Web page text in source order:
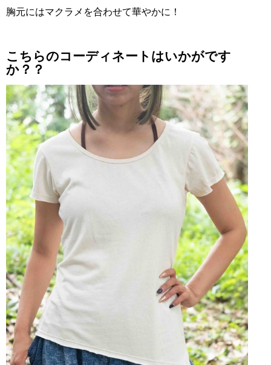
胸元にはマクラメを合わせて華やかに！
こちらのコーディネートはいかがです
か？？